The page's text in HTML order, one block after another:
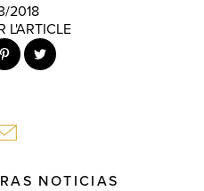
2018
L'ARTICLE
NOTICIAS